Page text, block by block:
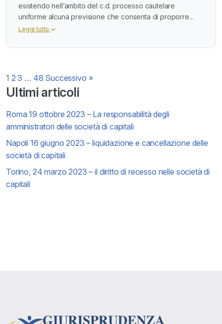
Ultimi articoli
Roma 19 ottobre 2023 – La responsabilità degli
amministratori delle società di capitali
Napoli 16 giugno 2023 – liquidazione e cancellazione delle
società di capitali
Torino, 24 marzo 2023 – il diritto di recesso nelle società di
capitali
esistendo nell’ambito del c.d. processo cautelare
uniforme alcuna previsione che consenta di proporre...
Leggi tutto
Paginazione
degli
articoli
1 2 3 … 48 Successivo »